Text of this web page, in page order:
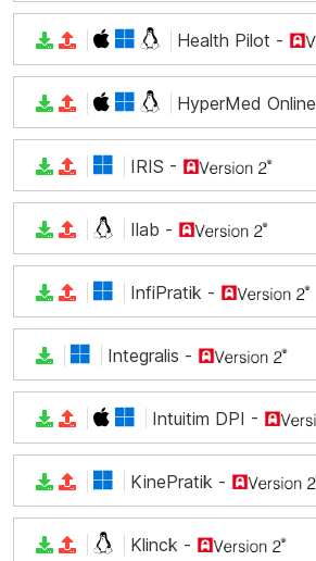
Health Pilot -
HyperMed Online
IRIS -
Ilab -
InfiPratik -
Integralis -
Intuitim DPI -
KinePratik -
Klinck -